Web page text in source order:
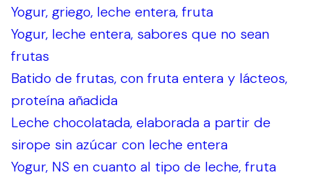
Yogur, griego, leche entera, fruta
Yogur, leche entera, sabores que no sean
frutas
Batido de frutas, con fruta entera y lácteos,
proteína añadida
Leche chocolatada, elaborada a partir de
sirope sin azúcar con leche entera
Yogur, NS en cuanto al tipo de leche, fruta